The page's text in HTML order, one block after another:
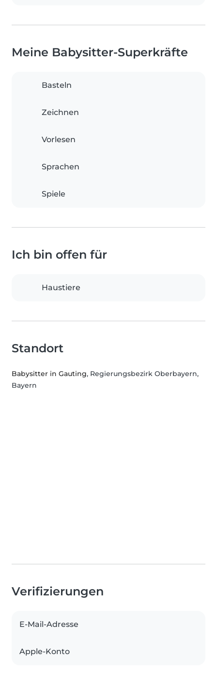
Meine Babysitter-Superkräfte
Basteln
Zeichnen
Vorlesen
Sprachen
Spiele
Ich bin offen für
Haustiere
Standort
Babysitter in Gauting, Regierungsbezirk Oberbayern,
Bayern
Verifizierungen
E-Mail-Adresse
Apple-Konto